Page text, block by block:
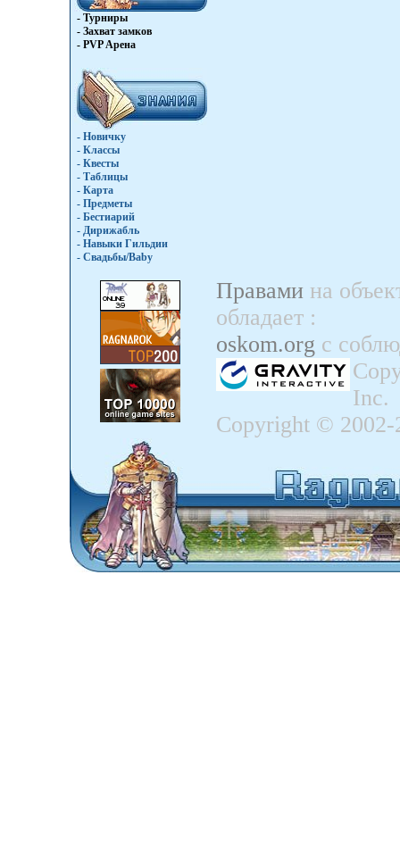
- Турниры
- Захват замков
- PVP Арена
- Новичку
- Классы
- Квесты
- Таблицы
- Карта
- Предметы
- Бестиарий
- Дирижабль
- Навыки Гильдии
- Свадьбы/Baby
Правами на
обладает :
oskom.org с
Inc.
Copyright ©